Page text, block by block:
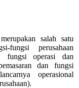
salah satu
fungsi perusahaan
fungsi operasi dan
dan fungsi
operasional